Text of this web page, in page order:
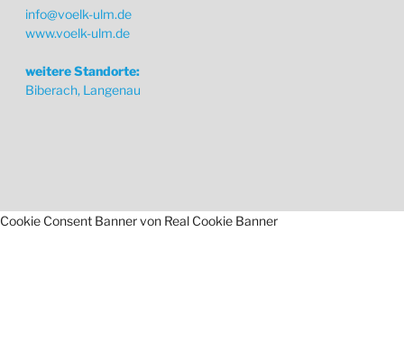
info@voelk-ulm.de
www.voelk-ulm.de
weitere Standorte:
Biberach, Langenau
Cookie Consent Banner von Real Cookie Banner